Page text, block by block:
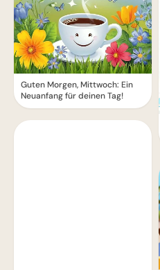
Guten Morgen, Mittwoch: Ein
Neuanfang für deinen Tag!